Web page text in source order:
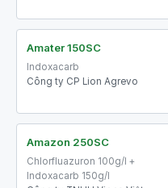
Amater 150SC
Indoxacarb
Công ty CP Lion Agrevo
Amazon 250SC
Chlorfluazuron 100g/l +
Indoxacarb 150g/l